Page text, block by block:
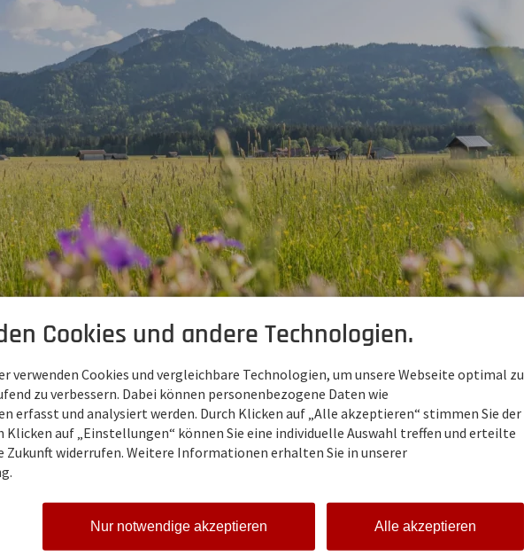
und mit ihm unsere Gäste.
zu sehen, wie sich langsam der Ort und unser Hotel wieder mit
und überwältigendes Gefühl, nach dieser langen Zeit wieder
schon geplant?
Sie viel Freiraum für Ihre Erholung
Cookies und andere Technologien.
verwenden Cookies und vergleichbare Technologien, um unsere Webseite optimal zu
zu verbessern. Dabei können personenbezogene Daten wie
erfasst und analysiert werden. Durch Klicken auf „Alle akzeptieren“ stimmen Sie der
Klicken auf „Einstellungen“ können Sie eine individuelle Auswahl treffen und erteilte
Zukunft widerrufen. Weitere Informationen erhalten Sie in unserer
Alle akzeptieren
Nur notwendige akzeptieren